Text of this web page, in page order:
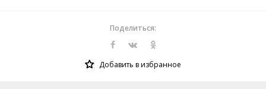
Поделиться:
Добавить в избранное